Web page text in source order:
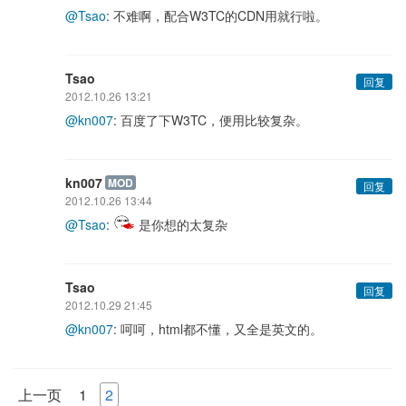
@Tsao: 不难啊，配合W3TC的CDN用就行啦。
Tsao
回复
2012.10.26 13:21
@kn007: 百度了下W3TC，便用比较复杂。
kn007 MOD
回复
2012.10.26 13:44
@Tsao: 是你想的太复杂
Tsao
回复
2012.10.29 21:45
@kn007: 呵呵，html都不懂，又全是英文的。
上一页 1 2